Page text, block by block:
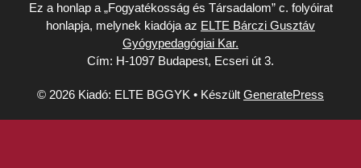
Ez a honlap a „Fogyatékosság és Társadalom” c. folyóirat
honlapja, melynek kiadója az ELTE Bárczi Gusztáv
Gyógypedagógiai Kar.
Cím: H-1097 Budapest, Ecseri út 3.
© 2026 Kiadó: ELTE BGGYK • Készült GeneratePress